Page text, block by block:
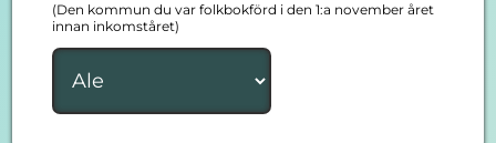
(Den kommun du var folkbokförd i den 1:a november året
innan inkomståret)